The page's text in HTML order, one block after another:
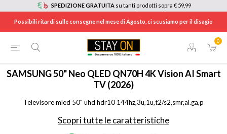
SPEDIZIONE GRATUITA su tanti prodotti sopra € 59,99
Possibili ritardi sulle consegne nel mese di Agosto, ci scusiamo per il disagio
0
TV E HOME CINEMA / TV / TV MINILED QE50QN70HAUXZT
SAMSUNG50" Neo QLED QN70H 4K Vision AI Smart
TV (2026)
Televisore mled 50" uhd hdr10 144hz,3u,1u,t2/s2,smr,al.ga,p
Scopri tutte le caratteristiche